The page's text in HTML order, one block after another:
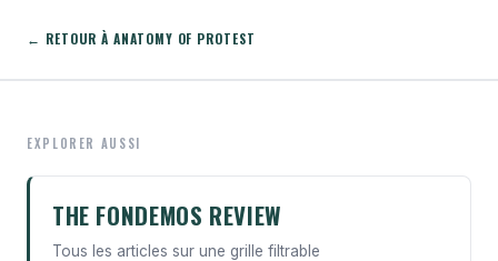
← RETOUR À ANATOMY OF PROTEST
EXPLORER AUSSI
THE FONDEMOS REVIEW
Tous les articles sur une grille filtrable